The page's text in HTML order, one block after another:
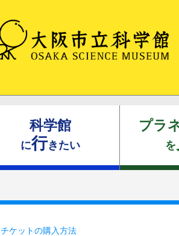
科学館
に行きたい
プラ
を
チケットの購入方法